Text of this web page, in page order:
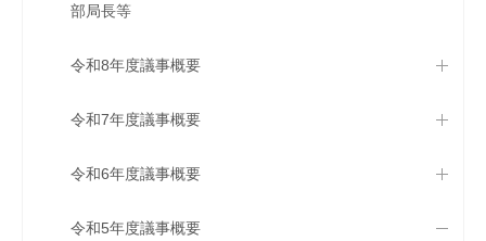
部局長等
令和8年度議事概要
令和7年度議事概要
令和6年度議事概要
令和5年度議事概要